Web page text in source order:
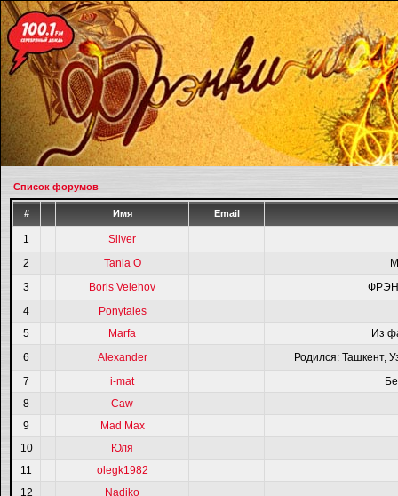
Список форумов
# Имя Email
1
Silver
2
Tania O
3
Boris Velehov
4
Ponytales
5
Marfa
Из
6
Alexander
Родился: Ташкент,
7
i-mat
8
Caw
9
Mad Max
10
Юля
11
olegk1982
12
Nadiko